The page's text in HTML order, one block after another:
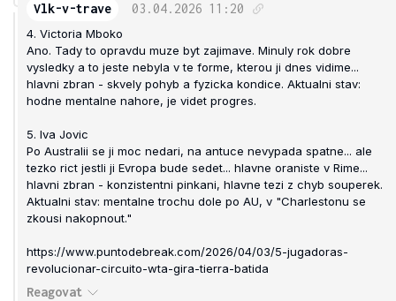
Vlk-v-trave 03.04.2026 11:20
4. Victoria Mboko
Ano. Tady to opravdu muze byt zajimave. Minuly rok dobre
vysledky a to jeste nebyla v te forme, kterou ji dnes vidime...
hlavni zbran - skvely pohyb a fyzicka kondice. Aktualni stav:
hodne mentalne nahore, je videt progres.
5. Iva Jovic
Po Australii se ji moc nedari, na antuce nevypada spatne... ale
tezko rict jestli ji Evropa bude sedet... hlavne oraniste v Rime...
hlavni zbran - konzistentni pinkani, hlavne tezi z chyb souperek.
Aktualni stav: mentalne trochu dole po AU, v "Charlestonu se
zkousi nakopnout."
https://www.puntodebreak.com/2026/04/03/5-jugadoras-
revolucionar-circuito-wta-gira-tierra-batida
Reagovat